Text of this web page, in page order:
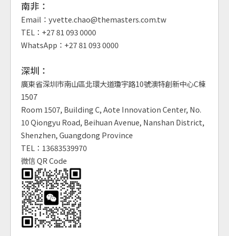
南非：
Email：yvette.chao@themasters.com.tw
TEL：+27 81 093 0000
WhatsApp：+27 81 093 0000
深圳：
廣東省深圳市南山區北環大道瓊宇路10號澳特創新中心C棟
1507
Room 1507, Building C, Aote Innovation Center, No.
10 Qiongyu Road, Beihuan Avenue, Nanshan District,
Shenzhen, Guangdong Province
TEL：13683539970
微信 QR Code